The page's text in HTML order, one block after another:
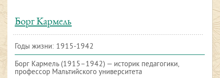
Борг Кармель
Годы жизни: 1915-1942
Борг Кармель (1915–1942) — историк педагогики,
профессор Мальтийского университета